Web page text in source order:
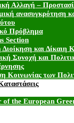
Αλλαγή –
ανασυγκρότηση
Πρόβλημα
Section
και Δίκαιη
Συνοχή και
Κοινωνίας των
of the European